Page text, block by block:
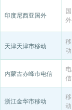
印度尼西亚国外
国
外
天津天津市移动
移
动
内蒙古赤峰市电信
电
信
浙江金华市移动
移
动